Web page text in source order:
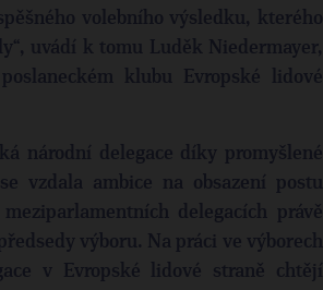
volebního výsledku, kterého
uvádí k tomu Luděk Niedermayer,
klubu Evropské lidové
národní delegace díky promyšlené
vzdala ambice na obsazení postu
delegacích právě
výboru. Na práci ve výborech
v Evropské lidové straně chtějí